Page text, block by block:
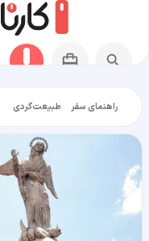
راهنمای سفر طبیعت‌گردی